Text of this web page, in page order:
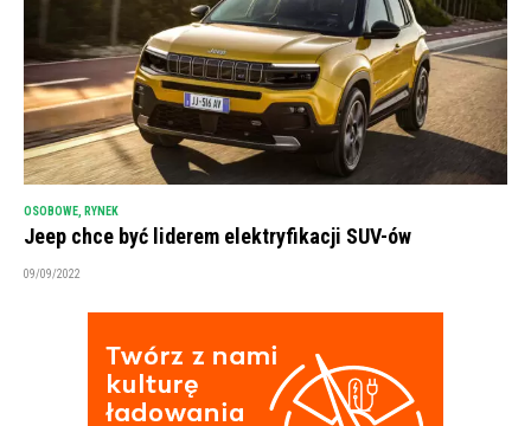
OSOBOWE RYNEK
Jeep chce być liderem elektryfikacji SUV-ów
09/09/2022